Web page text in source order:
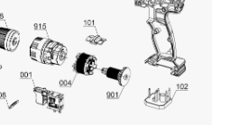
Maps szolgáltatás betöltéséhez
van az Ön jóváhagyására!
is not permitted to load due
that are not disclosed to the
website owner needs to setup